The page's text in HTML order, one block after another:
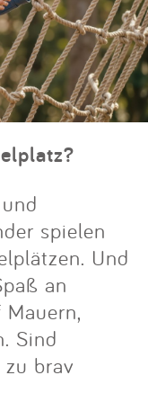
spielen
Und
an
Sind
brav